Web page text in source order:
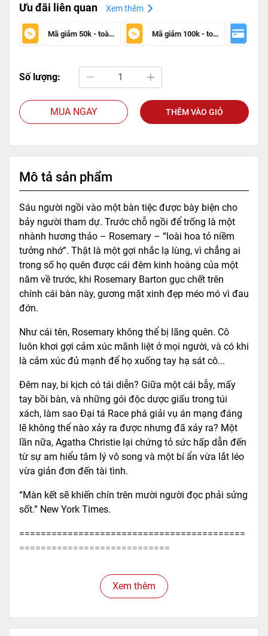
Ưu đãi liên quan Xem thêm
Mã giảm 50k - toàn sàn Mã giảm 100k - toàn sàn
Số lượng:
MUA NGAY THÊM VÀO GIỎ
Mô tả sản phẩm
Sáu người ngồi vào một bàn tiệc được bày biện cho
bảy người tham dự. Trước chỗ ngồi để trống là một
nhành hương thảo – Rosemary – “loài hoa tỏ niềm
tưởng nhớ”. Thật là một gợi nhắc lạ lùng, vì chẳng ai
trong số họ quên được cái đêm kinh hoàng của một
năm về trước, khi Rosemary Barton gục chết trên
chính cái bàn này, gương mặt xinh đẹp méo mó vì đau
đớn.
Như cái tên, Rosemary không thể bị lãng quên. Cô
luôn khơi gợi cảm xúc mãnh liệt ở mọi người, và có khi
là cảm xúc đủ mạnh để họ xuống tay hạ sát cô...
Đêm nay, bi kịch có tái diễn? Giữa một cái bẫy, mấy
tay bồi bàn, và những gói độc dược giấu trong túi
xách, làm sao Đại tá Race phá giải vụ án mạng đáng
lẽ không thể nào xảy ra được nhưng đã xảy ra? Một
lần nữa, Agatha Christie lại chứng tỏ sức hấp dẫn đến
từ sự am hiểu tâm lý vô song và một bí ẩn vừa lắt léo
vừa giản đơn đến tài tình.
“Màn kết sẽ khiến chín trên mười người đọc phải sửng
sốt.” New York Times.
==========================================
============================
8934974184409
Agatha Christie
NXB
NXB Trẻ
Xem thêm